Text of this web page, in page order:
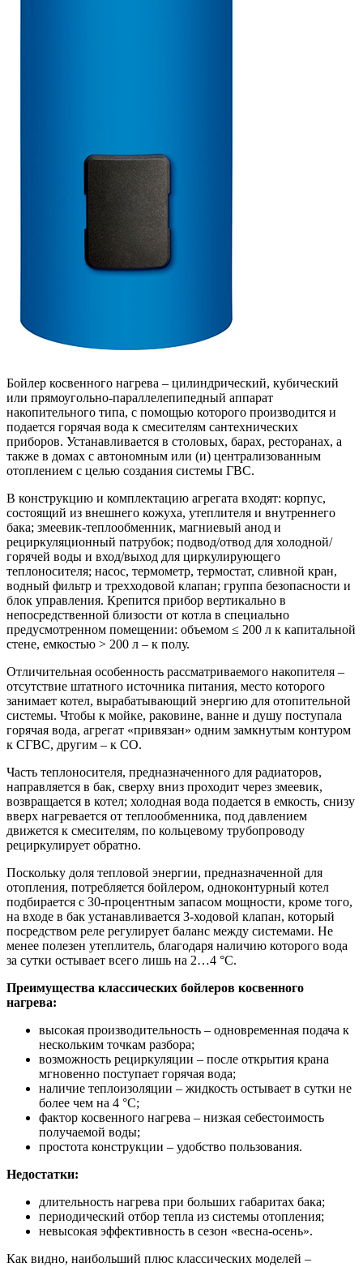
Бойлер косвенного нагрева – цилиндрический, кубический
или прямоугольно-параллелепипедный аппарат
накопительного типа, с помощью которого производится и
подается горячая вода к смесителям сантехнических
приборов. Устанавливается в столовых, барах, ресторанах, а
также в домах с автономным или (и) централизованным
отоплением с целью создания системы ГВС.
В конструкцию и комплектацию агрегата входят: корпус,
состоящий из внешнего кожуха, утеплителя и внутреннего
бака; змеевик-теплообменник, магниевый анод и
рециркуляционный патрубок; подвод/отвод для холодной/
горячей воды и вход/выход для циркулирующего
теплоносителя; насос, термометр, термостат, сливной кран,
водный фильтр и трехходовой клапан; группа безопасности и
блок управления. Крепится прибор вертикально в
непосредственной близости от котла в специально
предусмотренном помещении: объемом ≤ 200 л к капитальной
стене, емкостью ˃ 200 л – к полу.
Отличительная особенность рассматриваемого накопителя –
отсутствие штатного источника питания, место которого
занимает котел, вырабатывающий энергию для отопительной
системы. Чтобы к мойке, раковине, ванне и душу поступала
горячая вода, агрегат «привязан» одним замкнутым контуром
к СГВС, другим – к СО.
Часть теплоносителя, предназначенного для радиаторов,
направляется в бак, сверху вниз проходит через змеевик,
возвращается в котел; холодная вода подается в емкость, снизу
вверх нагревается от теплообменника, под давлением
движется к смесителям, по кольцевому трубопроводу
рециркулирует обратно.
Поскольку доля тепловой энергии, предназначенной для
отопления, потребляется бойлером, одноконтурный котел
подбирается с 30-процентным запасом мощности, кроме того,
на входе в бак устанавливается 3-ходовой клапан, который
посредством реле регулирует баланс между системами. Не
менее полезен утеплитель, благодаря наличию которого вода
за сутки остывает всего лишь на 2…4 °С.
Преимущества классических бойлеров косвенного
нагрева:
высокая производительность – одновременная подача к
нескольким точкам разбора;
возможность рециркуляции – после открытия крана
мгновенно поступает горячая вода;
наличие теплоизоляции – жидкость остывает в сутки не
более чем на 4 °С;
фактор косвенного нагрева – низкая себестоимость
получаемой воды;
простота конструкции – удобство пользования.
Недостатки:
длительность нагрева при больших габаритах бака;
периодический отбор тепла из системы отопления;
невысокая эффективность в сезон «весна-осень».
Как видно, наибольший плюс классических моделей –